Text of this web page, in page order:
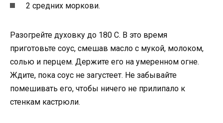
2 средних моркови.
Разогрейте духовку до 180 С. В это время
приготовьте соус, смешав масло с мукой, молоком,
солью и перцем. Держите его на умеренном огне.
Ждите, пока соус не загустеет. Не забывайте
помешивать его, чтобы ничего не прилипало к
стенкам кастрюли.